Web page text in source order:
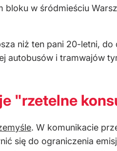
bloku w śródmieściu
niż ten pani 20-letni, do
autobusów i tramwajów
"rzetelne
. W komunikacie
się do ograniczenia